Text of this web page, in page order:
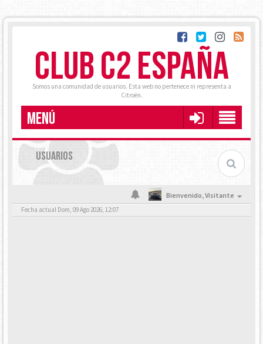
CLUB C2 ESPAÑA
Somos una comunidad de usuarios. Esta web no pertenece ni representa a
Citroën.
MENÚ
USUARIOS
Bienvenido,Visitante
Fecha actual Dom, 09 Ago 2026, 12:07